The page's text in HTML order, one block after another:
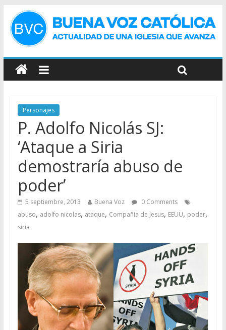
Personajes
P. Adolfo Nicolás SJ:
‘Ataque a Siria
demostraría abuso de
poder’
5 septiembre, 2013 Buena Voz
0 Comments
abuso, adolfo nicolas, ataque, Compañia de Jesus, EEUU, poder,
siria